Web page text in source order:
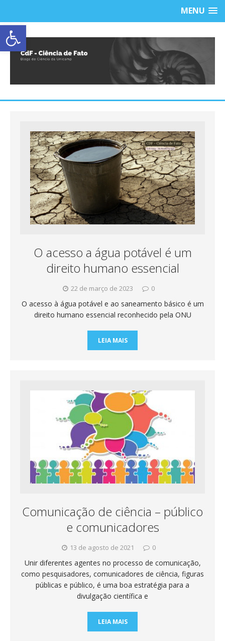
Abrir a barra de ferramentas
MENU
O acesso a água potável é um
direito humano essencial
22 de março de 2023 0
O acesso à água potável e ao saneamento básico é um
direito humano essencial reconhecido pela ONU
LEIA MAIS
Comunicação de ciência – público
e comunicadores
13 de agosto de 2021 0
Unir diferentes agentes no processo de comunicação,
como pesquisadores, comunicadores de ciência, figuras
públicas e público, é uma boa estratégia para a
divulgação científica e
LEIA MAIS